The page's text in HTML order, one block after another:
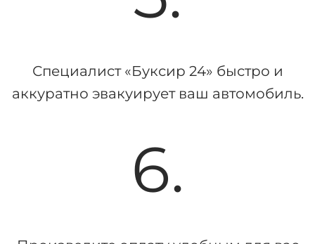
Специалист «Буксир 24» быстро и
аккуратно эвакуирует ваш автомобиль.
6.